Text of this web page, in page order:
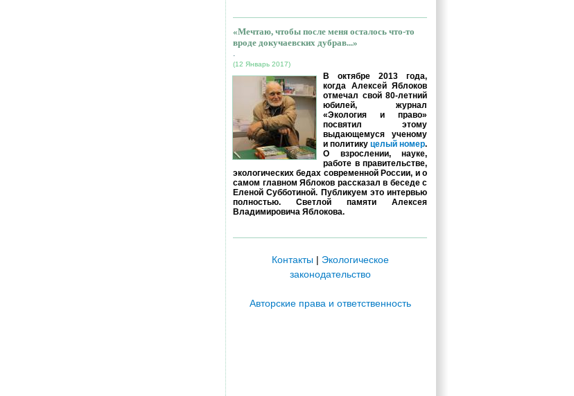
«Мечтаю, чтобы после меня осталось что-то
вроде докучаевских дубрав...»
.
(12 Январь 2017)
В октябре 2013 года,
когда Алексей Яблоков
отмечал свой 80-летний
юбилей, журнал
«Экология и право»
посвятил этому
выдающемуся ученому
и политику целый номер.
О взрослении, науке,
работе в правительстве,
экологических бедах современной России, и о
самом главном Яблоков рассказал в беседе с
Еленой Субботиной. Публикуем это интервью
полностью. Светлой памяти Алексея
Владимировича Яблокова.
Контакты| Экологическое
законодательство
Авторские права и ответственность